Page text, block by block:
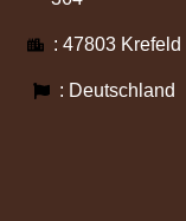
: 47803 Krefeld
: Deutschland